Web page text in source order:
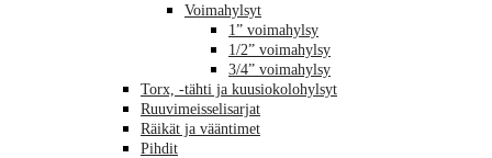
Voimahylsyt
1” voimahylsy
1/2” voimahylsy
3/4” voimahylsy
Torx, -tähti ja kuusiokolohylsyt
Ruuvimeisselisarjat
Räikät ja vääntimet
Pihdit